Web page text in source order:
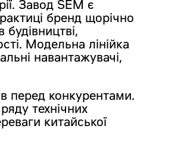
Завод SEM є
бренд щорічно
Модельна лінійка
навантажувачі,
перед конкурентами.
технічних
китайської